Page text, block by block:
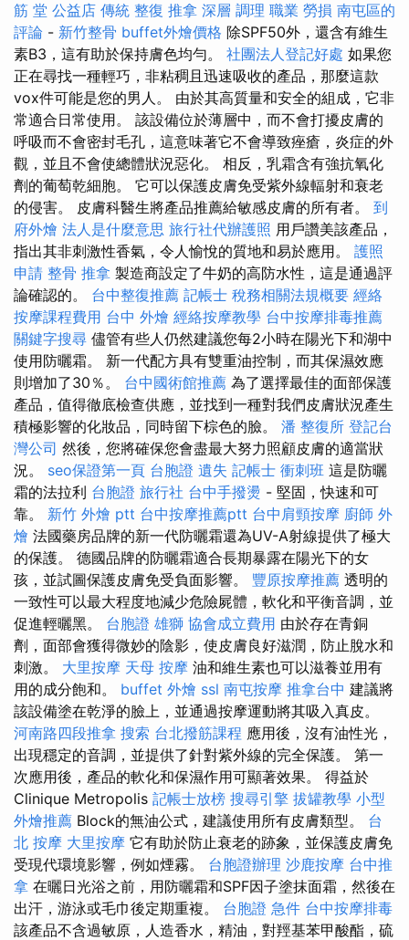
筋 堂 公益店 傳統 整復 推拿 深層 調理 職業 勞損 南屯區的
評論 - 新竹整骨 buffet外燴價格 除SPF50外，還含有維生
素B3，這有助於保持膚色均勻。 社團法人登記好處 如果您
正在尋找一種輕巧，非粘稠且迅速吸收的產品，那麼這款
vox件可能是您的男人。 由於其高質量和安全的組成，它非
常適合日常使用。 該設備位於薄層中，而不會打擾皮膚的
呼吸而不會密封毛孔，這意味著它不會導致痤瘡，炎症的外
觀，並且不會使總體狀況惡化。 相反，乳霜含有強抗氧化
劑的葡萄乾細胞。 它可以保護皮膚免受紫外線輻射和衰老
的侵害。 皮膚科醫生將產品推薦給敏感皮膚的所有者。 到
府外燴 法人是什麼意思 旅行社代辦護照 用戶讚美該產品，
指出其非刺激性香氣，令人愉悅的質地和易於應用。 護照
申請 整骨 推拿 製造商設定了牛奶的高防水性，這是通過評
論確認的。 台中整復推薦 記帳士 稅務相關法規概要 經絡
按摩課程費用 台中 外燴 經絡按摩教學 台中按摩排毒推薦
關鍵字搜尋 儘管有些人仍然建議您每2小時在陽光下和湖中
使用防曬霜。 新一代配方具有雙重油控制，而其保濕效應
則增加了30％。 台中國術館推薦 為了選擇最佳的面部保護
產品，值得徹底檢查供應，並找到一種對我們皮膚狀況產生
積極影響的化妝品，同時留下棕色的臉。 潘 整復所 登記台
灣公司 然後，您將確保您會盡最大努力照顧皮膚的適當狀
況。 seo保證第一頁 台胞證 遺失 記帳士 衝刺班 這是防曬
霜的法拉利 台胞證 旅行社 台中手撥燙 - 堅固，快速和可
靠。 新竹 外燴 ptt 台中按摩推薦ptt 台中肩頸按摩 廚師 外
燴 法國藥房品牌的新一代防曬霜還為UV-A射線提供了極大
的保護。 德國品牌的防曬霜適合長期暴露在陽光下的女
孩，並試圖保護皮膚免受負面影響。 豐原按摩推薦 透明的
一致性可以最大程度地減少危險屍體，軟化和平衡音調，並
促進輕曬黑。 台胞證 雄獅 協會成立費用 由於存在青銅
劑，面部會獲得微妙的陰影，使皮膚良好滋潤，防止脫水和
刺激。 大里按摩 天母 按摩 油和維生素也可以滋養並用有
用的成分飽和。 buffet 外燴 ssl 南屯按摩 推拿台中 建議將
該設備塗在乾淨的臉上，並通過按摩運動將其吸入真皮。
河南路四段推拿 搜索 台北撥筋課程 應用後，沒有油性光，
出現穩定的音調，並提供了針對紫外線的完全保護。 第一
次應用後，產品的軟化和保濕作用可顯著效果。 得益於
Clinique Metropolis 記帳士放榜 搜尋引擎 拔罐教學 小型
外燴推薦 Block的無油公式，建議使用所有皮膚類型。 台
北 按摩 大里按摩 它有助於防止衰老的跡象，並保護皮膚免
受現代環境影響，例如煙霧。 台胞證辦理 沙鹿按摩 台中推
拿 在曬日光浴之前，用防曬霜和SPF因子塗抹面霜，然後在
出汗，游泳或毛巾後定期重複。 台胞證 急件 台中按摩排毒
該產品不含過敏原，人造香水，精油，對羥基苯甲酸酯，硫